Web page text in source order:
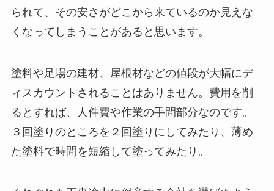
られて、その安さがどこから来ているのか見えな
くなってしまうことがあると思います。
塗料や足場の建材、屋根材などの値段が大幅にデ
ィスカウントされることはありません。費用を削
るとすれば、人件費や作業の手間部分なのです。
３回塗りのところを２回塗りにしてみたり、薄め
た塗料で時間を短縮して塗ってみたり。